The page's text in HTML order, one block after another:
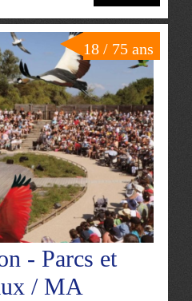
18 / 75 ans
- Parcs et
/ MA